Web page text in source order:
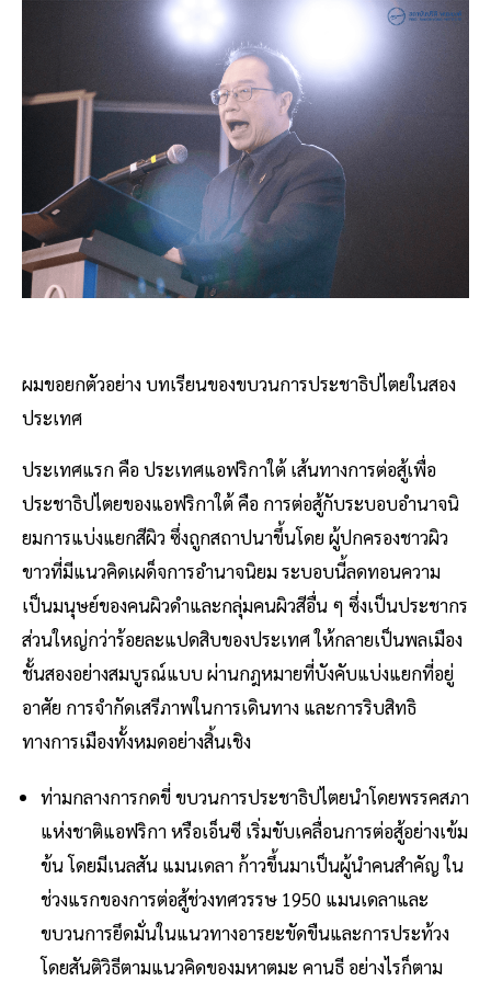
ผมขอยกตัวอย่าง บทเรียนของขบวนการประชาธิปไตยในสอง
ประเทศ
ประเทศแรก คือ ประเทศแอฟริกาใต้ เส้นทางการต่อสู้เพื่อ
ประชาธิปไตยของแอฟริกาใต้ คือ การต่อสู้กับระบอบอํานาจนิ
ยมการแบ่งแยกสีผิว ซึ่งถูกสถาปนาขึ้นโดย ผู้ปกครองชาวผิว
ขาวที่มีแนวคิดเผด็จการอํานาจนิยม ระบอบนี้ลดทอนความ
เป็นมนุษย์ของคนผิวดําและกลุ่มคนผิวสีอื่น ๆ ซึ่งเป็นประชากร
ส่วนใหญ่กว่าร้อยละแปดสิบของประเทศ ให้กลายเป็นพลเมือง
ชั้นสองอย่างสมบูรณ์แบบ ผ่านกฎหมายที่บังคับแบ่งแยกที่อยู่
อาศัย การจํากัดเสรีภาพในการเดินทาง และการริบสิทธิ
ทางการเมืองทั้งหมดอย่างสิ้นเชิง
ท่ามกลางการกดขี่ ขบวนการประชาธิปไตยนําโดยพรรคสภา
แห่งชาติแอฟริกา หรือเอ็นซี เริ่มขับเคลื่อนการต่อสู้อย่างเข้ม
ข้น โดยมีเนลสัน แมนเดลา ก้าวขึ้นมาเป็นผู้นําคนสําคัญ ใน
ช่วงแรกของการต่อสู้ช่วงทศวรรษ 1950 แมนเดลาและ
ขบวนการยึดมั่นในแนวทางอารยะขัดขืนและการประท้วง
โดยสันติวิธีตามแนวคิดของมหาตมะ คานธี อย่างไรก็ตาม